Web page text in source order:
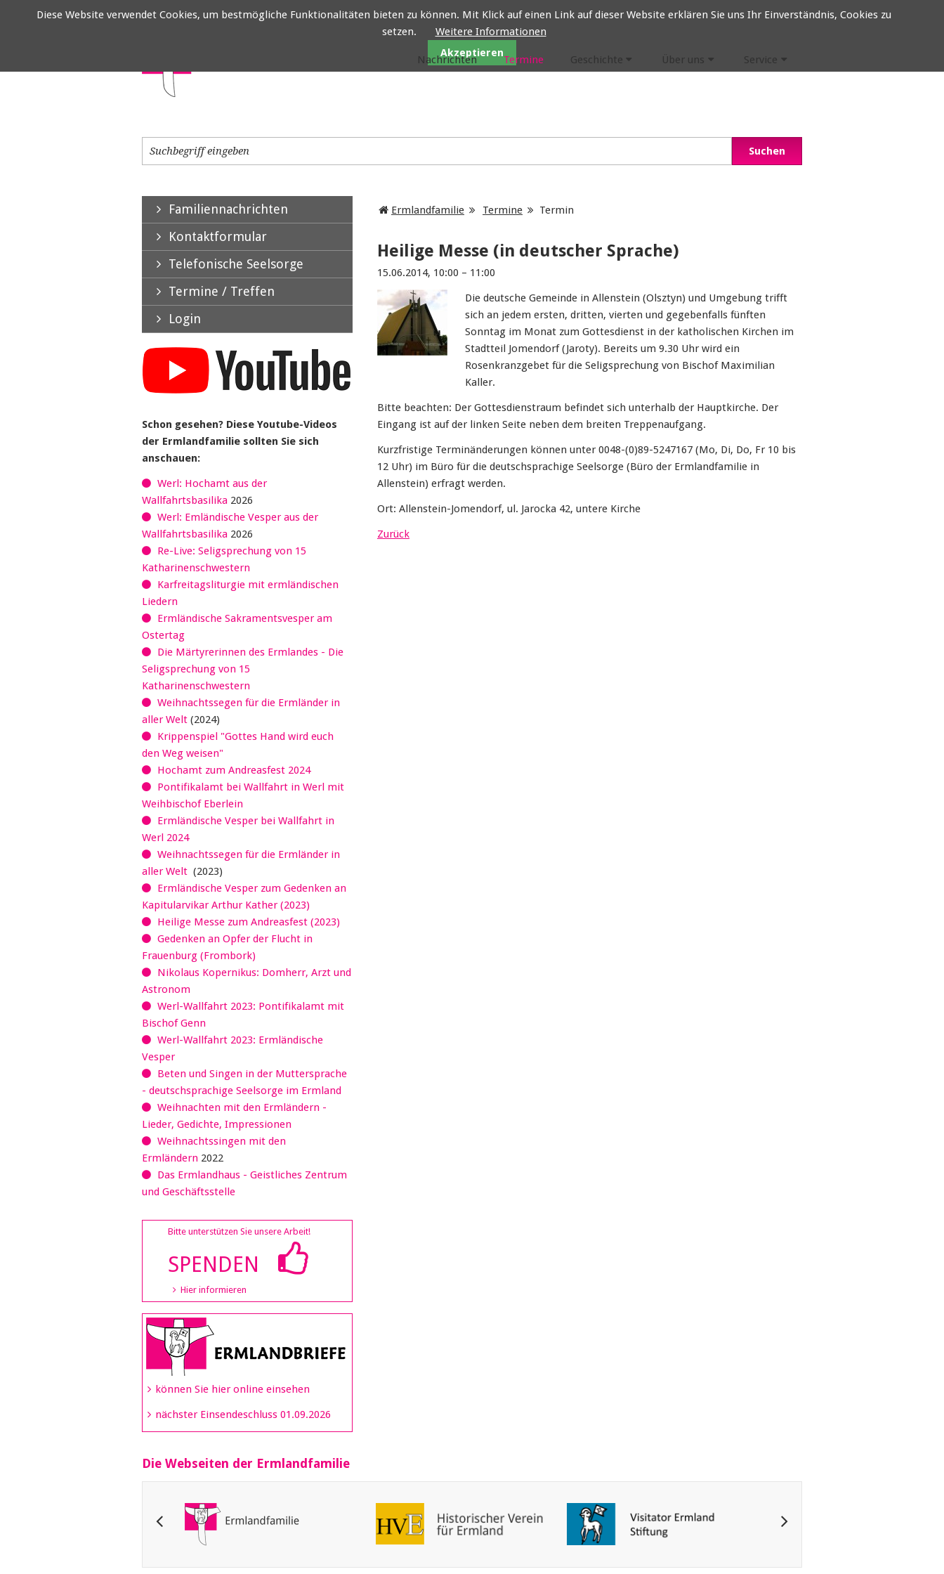
Nachrichten
Termine Geschichte Über uns Service
Ermlandfamilie Termine Termin
Heilige Messe (in deutscher Sprache)
15.06.2014, 10:00 – 11:00
Die deutsche Gemeinde in Allenstein (Olsztyn) und Umgebung trifft
sich an jedem ersten, dritten, vierten und gegebenfalls fünften
Sonntag im Monat zum Gottesdienst in der katholischen Kirchen im
Stadtteil Jomendorf (Jaroty). Bereits um 9.30 Uhr wird ein
Rosenkranzgebet für die Seligsprechung von Bischof Maximilian
Kaller.
Bitte beachten: Der Gottesdienstraum befindet sich unterhalb der Hauptkirche. Der
Eingang ist auf der linken Seite neben dem breiten Treppenaufgang.
Kurzfristige Terminänderungen können unter 0048-(0)89-5247167 (Mo, Di, Do, Fr 10 bis
12 Uhr) im Büro für die deutschsprachige Seelsorge (Büro der Ermlandfamilie in
Allenstein) erfragt werden.
Ort: Allenstein-Jomendorf, ul. Jarocka 42, untere Kirche
Zurück
Familiennachrichten
Kontaktformular
Telefonische Seelsorge
Termine / Treffen
Login
Schon gesehen? Diese Youtube-Videos
der Ermlandfamilie sollten Sie sich
anschauen:
Werl: Hochamt aus der
Wallfahrtsbasilika 2026
Werl: Emländische Vesper aus der
Wallfahrtsbasilika 2026
Re-Live: Seligsprechung von 15
Katharinenschwestern
Karfreitagsliturgie mit ermländischen
Liedern
Ermländische Sakramentsvesper am
Ostertag
Die Märtyrerinnen des Ermlandes - Die
Seligsprechung von 15
Katharinenschwestern
Weihnachtssegen für die Ermländer in
aller Welt (2024)
Krippenspiel "Gottes Hand wird euch
den Weg weisen"
Hochamt zum Andreasfest 2024
Pontifikalamt bei Wallfahrt in Werl mit
Weihbischof Eberlein
Ermländische Vesper bei Wallfahrt in
Werl 2024
Weihnachtssegen für die Ermländer in
aller Welt (2023)
Ermländische Vesper zum Gedenken an
Kapitularvikar Arthur Kather (2023)
Heilige Messe zum Andreasfest (2023)
Gedenken an Opfer der Flucht in
Frauenburg (Frombork)
Nikolaus Kopernikus: Domherr, Arzt und
Astronom
Werl-Wallfahrt 2023: Pontifikalamt mit
Bischof Genn
Werl-Wallfahrt 2023: Ermländische
Vesper
Beten und Singen in der Muttersprache
- deutschsprachige Seelsorge im Ermland
Weihnachten mit den Ermländern -
Lieder, Gedichte, Impressionen
Weihnachtssingen mit den
Ermländern 2022
Das Ermlandhaus - Geistliches Zentrum
und Geschäftsstelle
Bitte unterstützen Sie unsere Arbeit!
SPENDEN
Hier informieren
können Sie hier online einsehen
nächster Einsendeschluss 01.09.2026
Die Webseiten der Ermlandfamilie
Diese Website verwendet Cookies, um bestmögliche Funktionalitäten bieten zu können. Mit Klick auf einen Link auf dieser Website erklären Sie uns Ihr Einverständnis, Cookies zu
setzen.
Weitere Informationen
Akzeptieren